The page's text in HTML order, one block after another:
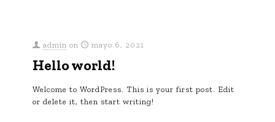
admin on mayo 6, 2021
Hello world!
Welcome to WordPress. This is your first post. Edit
or delete it, then start writing!